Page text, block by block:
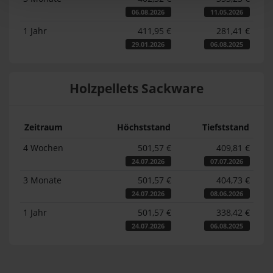
06.08.2026 11.05.2026
1 Jahr 411,95 €
29.01.2026
281,41 €
06.08.2025
Holzpellets Sackware
Zeitraum Höchststand
Tiefststand
4 Wochen
501,57 €
24.07.2026
409,81 €
07.07.2026
3 Monate 501,57 €
24.07.2026
404,73 €
08.06.2026
1 Jahr 501,57 €
24.07.2026
338,42 €
06.08.2025